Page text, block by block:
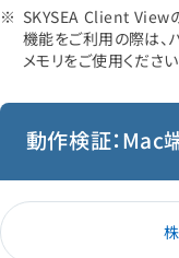
SKYSEA Client View
機能をご利用の際は、
メモリをご使用ください
動作検証：Mac